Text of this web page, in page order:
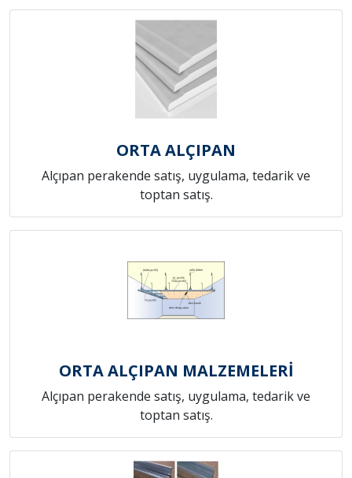
ORTA ALÇIPAN
Alçıpan perakende satış, uygulama, tedarik ve
toptan satış.
ORTA ALÇIPAN MALZEMELERİ
Alçıpan perakende satış, uygulama, tedarik ve
toptan satış.